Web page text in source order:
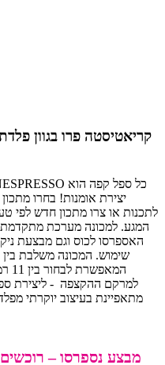
לתכנות או צרו מתכון חדש לפי
המגע. למכונה מערכת
האספרסו לכוס וגם מבצעת
שימוש. המכונה משלבת בין
למרקם ההקצפה - ליצירת
מתאפיינת בעיצוב יוקרתי
מבצע נספרסו – רוכשים ונהנים מ-